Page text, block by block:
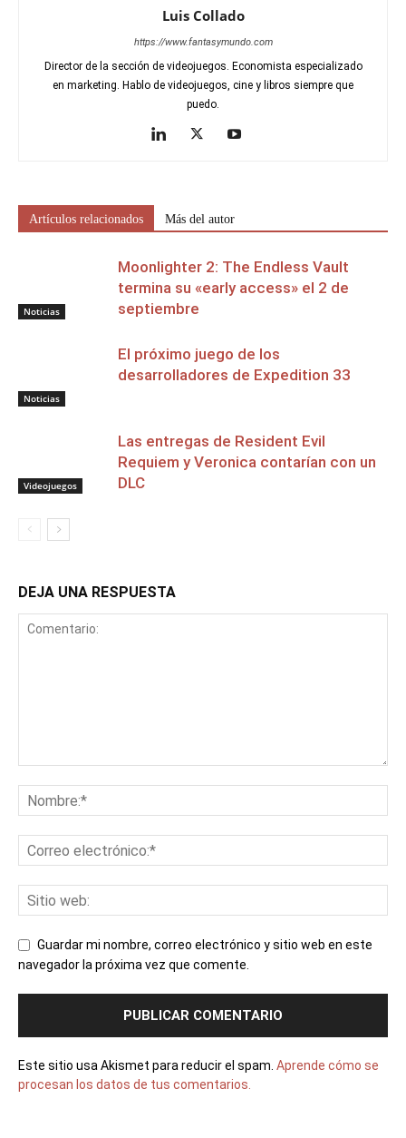
Luis Collado
https://www.fantasymundo.com
Director de la sección de videojuegos. Economista especializado
en marketing. Hablo de videojuegos, cine y libros siempre que
puedo.
Artículos relacionados Más del autor
Noticias
Moonlighter 2: The Endless Vault
termina su «early access» el 2 de
septiembre
Noticias
El próximo juego de los
desarrolladores de Expedition 33
Videojuegos
Las entregas de Resident Evil
Requiem y Veronica contarían con un
DLC
DEJA UNA RESPUESTA
Guardar mi nombre, correo electrónico y sitio web en este
navegador la próxima vez que comente.
Este sitio usa Akismet para reducir el spam. Aprende cómo se
procesan los datos de tus comentarios.